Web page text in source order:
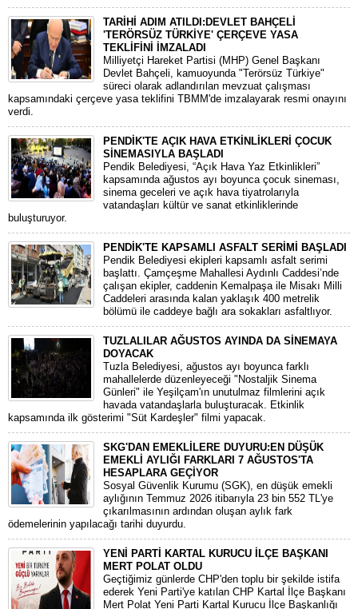
TARİHİ ADIM ATILDI:DEVLET BAHÇELİ
'TERÖRSÜZ TÜRKİYE' ÇERÇEVE YASA
TEKLİFİNİ İMZALADI
​Milliyetçi Hareket Partisi (MHP) Genel Başkanı
Devlet Bahçeli, kamuoyunda "Terörsüz Türkiye"
süreci olarak adlandırılan mevzuat çalışması
kapsamındaki çerçeve yasa teklifini TBMM'de imzalayarak resmi onayını
verdi.
PENDİK'TE AÇIK HAVA ETKİNLİKLERİ ÇOCUK
SİNEMASIYLA BAŞLADI
Pendik Belediyesi, “Açık Hava Yaz Etkinlikleri”
kapsamında ağustos ayı boyunca çocuk sineması,
sinema geceleri ve açık hava tiyatrolarıyla
vatandaşları kültür ve sanat etkinliklerinde
buluşturuyor.
PENDİK'TE KAPSAMLI ASFALT SERİMİ BAŞLADI
Pendik Belediyesi ekipleri kapsamlı asfalt serimi
başlattı. Çamçeşme Mahallesi Aydınlı Caddesi’nde
çalışan ekipler, caddenin Kemalpaşa ile Misakı Milli
Caddeleri arasında kalan yaklaşık 400 metrelik
bölümü ile caddeye bağlı ara sokakları asfaltlıyor.
TUZLALILAR AĞUSTOS AYINDA DA SİNEMAYA
DOYACAK
Tuzla Belediyesi, ağustos ayı boyunca farklı
mahallelerde düzenleyeceği "Nostaljik Sinema
Günleri" ile Yeşilçam'ın unutulmaz filmlerini açık
havada vatandaşlarla buluşturacak. Etkinlik
kapsamında ilk gösterimi "Süt Kardeşler" filmi yapacak.
SKG'DAN EMEKLİLERE DUYURU:EN DÜŞÜK
EMEKLİ AYLIĞI FARKLARI 7 AĞUSTOS'TA
HESAPLARA GEÇİYOR
​Sosyal Güvenlik Kurumu (SGK), en düşük emekli
aylığının Temmuz 2026 itibarıyla 23 bin 552 TL'ye
çıkarılmasının ardından oluşan aylık fark
ödemelerinin yapılacağı tarihi duyurdu.
YENİ PARTİ KARTAL KURUCU İLÇE BAŞKANI
MERT POLAT OLDU
Geçtiğimiz günlerde CHP'den toplu bir şekilde istifa
ederek Yeni Parti'ye katılan CHP Kartal İlçe Başkanı
Mert Polat Yeni Parti Kartal Kurucu İlçe Başkanlığı